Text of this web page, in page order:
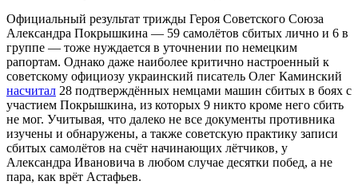
Официальный результат трижды Героя Советского Союза
Александра Покрышкина — 59 самолётов сбитых лично и 6 в
группе — тоже нуждается в уточнении по немецким
рапортам. Однако даже наиболее критично настроенный к
советскому официозу украинский писатель Олег Каминский
насчитал 28 подтверждённых немцами машин сбитых в боях с
участием Покрышкина, из которых 9 никто кроме него сбить
не мог. Учитывая, что далеко не все документы противника
изучены и обнаружены, а также советскую практику записи
сбитых самолётов на счёт начинающих лётчиков, у
Александра Ивановича в любом случае десятки побед, а не
пара, как врёт Астафьев.